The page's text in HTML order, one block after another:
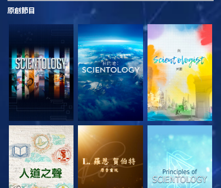
原創節目
探索系列節目 探索系列節目 探索系列節目